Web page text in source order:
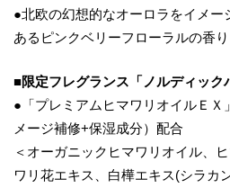
●北欧の幻想的なオーロラをイメ
あるピンクベリーフローラルの香り
■限定フレグランス「ノルディック
●「プレミアムヒマワリオイルＥ
メージ補修+保湿成分）配合
＜オーガニックヒマワリオイル、
ワリ花エキス、白樺エキス(シラカ